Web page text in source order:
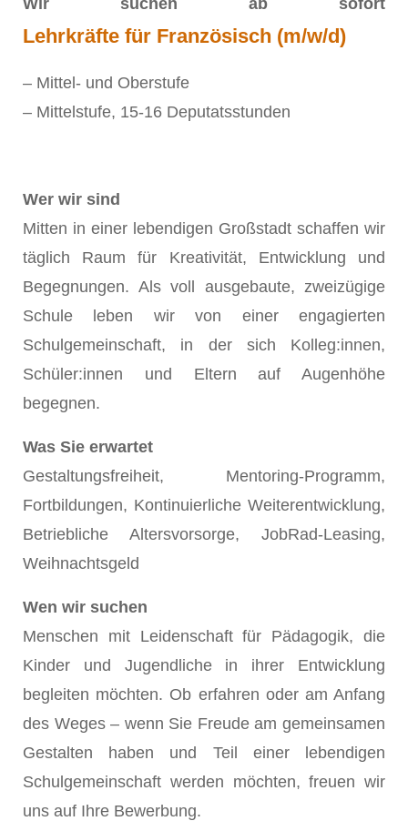
Lehrkräfte für Französisch (m/w/d)
– Mittel- und Oberstufe
– Mittelstufe, 15-16 Deputatsstunden
Wer wir sind
Mitten in einer lebendigen Großstadt schaffen wir
täglich Raum für Kreativität, Entwicklung und
Begegnungen. Als voll ausgebaute, zweizügige
Schule leben wir von einer engagierten
Schulgemeinschaft, in der sich Kolleg:innen,
Schüler:innen und Eltern auf Augenhöhe
begegnen.
Was Sie erwartet
Gestaltungsfreiheit, Mentoring-Programm,
Fortbildungen, Kontinuierliche Weiterentwicklung,
Betriebliche Altersvorsorge, JobRad-Leasing,
Weihnachtsgeld
Wen wir suchen
Menschen mit Leidenschaft für Pädagogik, die
Kinder und Jugendliche in ihrer Entwicklung
begleiten möchten. Ob erfahren oder am Anfang
des Weges – wenn Sie Freude am gemeinsamen
Gestalten haben und Teil einer lebendigen
Schulgemeinschaft werden möchten, freuen wir
uns auf Ihre Bewerbung.